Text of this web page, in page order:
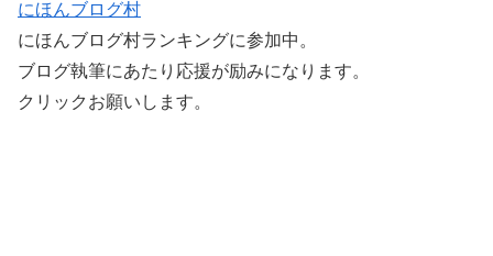
にほんブログ村
にほんブログ村ランキングに参加中。
ブログ執筆にあたり応援が励みになります。
クリックお願いします。